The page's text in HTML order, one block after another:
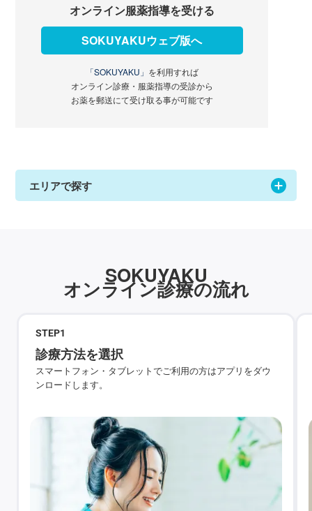
オンライン服薬指導を受ける
SOKUYAKUウェブ版へ
「SOKUYAKU」 を利用すれば
オンライン診療・服薬指導の受診から
お薬を郵送にて受け取る事が可能です
エリアで探す
SOKUYAKU
オンライン診療の流れ
STEP1
診療方法を選択
スマートフォン・タブレットでご利用の方はアプリをダウ
ンロードします。